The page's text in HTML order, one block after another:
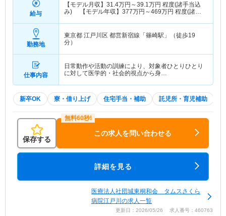
給与
【モデル月収】 31.4万円～39.1 万円 程度(諸手当込
み) 【モデル年収】 377万円～469万円 程度(諸手
勤務地
東京都 江戸川区 都営新宿線「篠崎駅」（徒歩19
分）
仕事内容
日常動作や活動の訓練により、対象者ひとりひとり
に対して医学的・社会的視点から身…
新卒OK 寮・借り上げ 住宅手当・補助 託児所・育児補助
保存する
この求人を問い合わせる
詳細を見る
医療法人社団城東桐和会 タムスさくら
病院江戸川の求人一覧
更新日：2026/05/26 求人番号：460763